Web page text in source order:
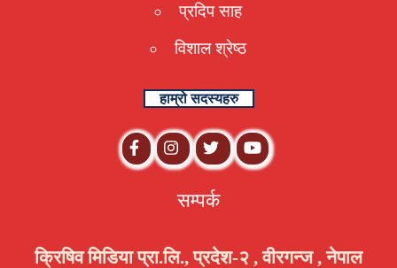
प्रदिप साह
विशाल श्रेष्ठ
हाम्रो सदस्यहरु
सम्पर्क
क्रिषिव मिडिया प्रा.लि., प्रदेश-२ , वीरगन्ज , नेपाल